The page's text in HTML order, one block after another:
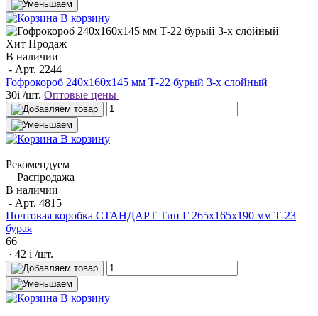
В корзину
Хит Продаж
В наличии
- Арт. 2244
Гофрокороб 240х160х145 мм Т-22 бурый 3-х слойный
30i /шт. Оптовые цены
В корзину
Рекомендуем
Распродажа
В наличии
- Арт. 4815
Почтовая коробка СТАНДАРТ Тип Г 265х165х190 мм Т-23
бурая
66
· 42 i /шт.
В корзину